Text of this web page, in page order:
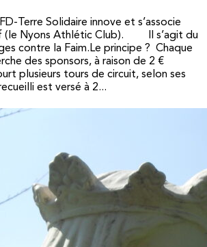
Terre Solidaire innove et s’associe
(le Nyons Athlétic Club). Il s’agit du
contre la Faim.Le principe ? Chaque
des sponsors, à raison de 2 €
plusieurs tours de circuit, selon ses
est versé à 2...